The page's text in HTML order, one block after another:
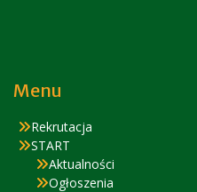
Menu
Rekrutacja
START
Aktualności
Ogłoszenia